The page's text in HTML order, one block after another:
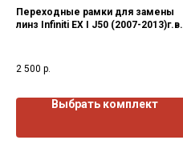
Переходные рамки для замены
линз Infiniti EX I J50 (2007-2013)г.в.
2 500 р.
Выбрать комплект